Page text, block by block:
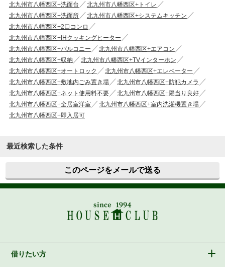
北九州市八幡西区+洗面台
北九州市八幡西区+トイレ
北九州市八幡西区+洗面所
北九州市八幡西区+システムキッチン
北九州市八幡西区+2口コンロ
北九州市八幡西区+IHクッキングヒーター
北九州市八幡西区+バルコニー
北九州市八幡西区+エアコン
北九州市八幡西区+収納
北九州市八幡西区+TVインターホン
北九州市八幡西区+オートロック
北九州市八幡西区+エレベーター
北九州市八幡西区+敷地内ごみ置き場
北九州市八幡西区+防犯カメラ
北九州市八幡西区+ネット使用料不要
北九州市八幡西区+陽当り良好
北九州市八幡西区+全居室洋室
北九州市八幡西区+室内洗濯機置き場
北九州市八幡西区+即入居可
最近検索した条件
このページをメールで送る
借りたい方